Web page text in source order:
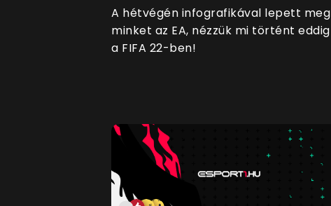
A hétvégén infografikával lepett meg
minket az EA, nézzük mi történt eddig
a FIFA 22-ben!